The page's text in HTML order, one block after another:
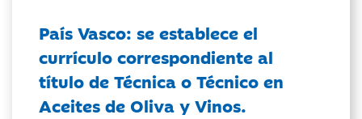
País Vasco: se establece el
currículo correspondiente al
título de Técnica o Técnico en
Aceites de Oliva y Vinos.